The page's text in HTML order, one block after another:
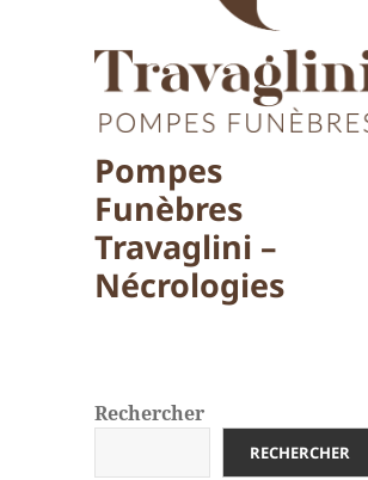
Pompes
Funèbres
Travaglini –
Nécrologies
Rechercher
RECHERCHER